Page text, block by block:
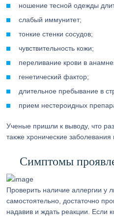
ношение тесной одежды
слабый иммунитет;
тонкие стенки сосудов;
чувствительность кожи;
переливание крови в
генетический фактор;
длительное пребывание в
прием нестероидных
Ученые пришли к выводу, что
также хронические заболевания
Симптомы
Проверить наличие аллергии у
самостоятельно, достаточно
надавив и ждать реакции. Если